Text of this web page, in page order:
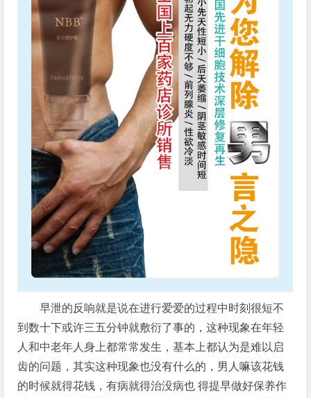
早泄的反响就是说在进行爱爱的过程中时刻很短不
到数十下或许三五分钟就敷衍了事的，这种现象在年轻
人和中老年人身上都常常发生，基本上都认为是难以启
齿的问题，其实这种现象也没有什么的，男人嘛该花钱
的时候就得花钱，有病就得治没病也 得提早做好保养作